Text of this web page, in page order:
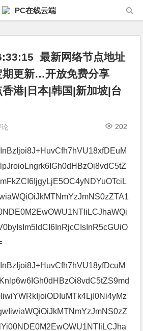
PC在线云端
最新网络节点地址
更新…开放免费分享
香港|日本|韩国|新加坡|台
论 202